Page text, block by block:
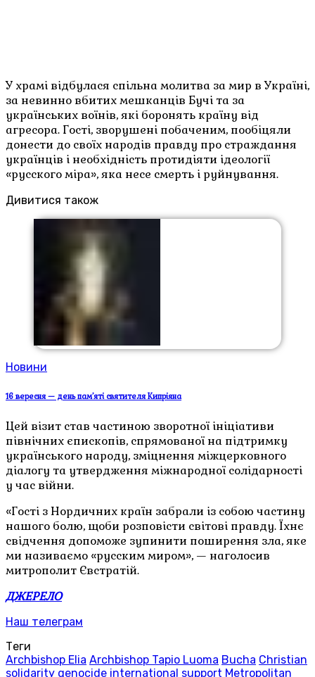
У храмі відбулася спільна молитва за мир в Україні,
за невинно вбитих мешканців Бучі та за
українських воїнів, які боронять країну від
агресора. Гості, зворушені побаченим, пообіцяли
донести до своїх народів правду про страждання
українців і необхідність протидіяти ідеології
«русского міра», яка несе смерть і руйнування.
Дивитися також
Новини
16 вересня — день пам’яті святителя Кипріяна
Цей візит став частиною зворотної ініціативи
північних єпископів, спрямованої на підтримку
українського народу, зміцнення міжцерковного
діалогу та утвердження міжнародної солідарності
у час війни.
«Гості з Нордичних країн забрали із собою частину
нашого болю, щоби розповісти світові правду. Їхнє
свідчення допоможе зупинити поширення зла, яке
ми називаємо «русским миром», — наголосив
митрополит Євстратій.
ДЖЕРЕЛО
Наш телеграм
Теги
Archbishop Elia Archbishop Tapio Luoma Bucha Christian
solidarity genocide international support Metropolitan